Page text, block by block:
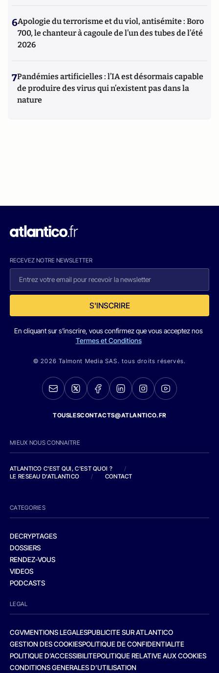
6Apologie du terrorisme et du viol, antisémite : Boro
700, le chanteur à cagoule de l’un des tubes de l’été
2026
7Pandémies artificielles : l’IA est désormais capable
de produire des virus qui n’existent pas dans la
nature
RECEVEZ NOTRE NEWSLETTER
S'INSCRIRE
En cliquant sur s'inscrire, vous confirmez que vous acceptez nos
Termes et Conditions
© 2026 Talmont Media SAS. tous droits réservés.
TOUSLESCONTACTS@ATLANTICO.FR
MIEUX NOUS CONNAITRE
ATLANTICO C'EST QUI, C'EST QUOI ?
/
LE RESEAU D'ATLANTICO
/ CONTACT
CATEGORIES
DECRYPTAGES
DOSSIERS
RENDEZ-VOUS
VIDEOS
PODCASTS
LEGAL
CGVMENTIONS LEGALESPUBLICITE SUR ATLANTICO
GESTION DES COOKIESPOLITIQUE DE CONFIDENTIALITE
POLITIQUE D’ACCESSIBILITEPOLITIQUE RELATIVE AUX COOKIES
CONDITIONS GENERALES D’UTILISATION